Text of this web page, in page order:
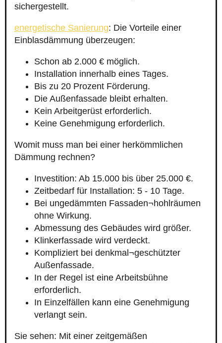
sichergestellt.
energetische Sanierung: Die Vorteile einer
Einblasdämmung überzeugen:
Schon ab 2.000 € möglich.
Installation innerhalb eines Tages.
Bis zu 20 Prozent Förderung.
Die Außenfassade bleibt erhalten.
Kein Arbeitgerüst erforderlich.
Keine Genehmigung erforderlich.
Womit muss man bei einer herkömmlichen
Dämmung rechnen?
Investition: Ab 15.000 bis über 25.000 €.
Zeitbedarf für Installation: 5 - 10 Tage.
Bei ungedämmten Fassaden¬hohlräumen
ohne Wirkung.
Abmessung des Gebäudes wird größer.
Klinkerfassade wird verdeckt.
Kompliziert bei denkmal¬geschützter
Außenfassade.
In der Regel ist eine Arbeitsbühne
erforderlich.
In Einzelfällen kann eine Genehmigung
verlangt sein.
Sie sehen: Mit einer zeitgemäßen